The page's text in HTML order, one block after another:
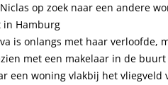
op zoek naar een andere
in Hamburg
is onlangs met haar verloofde,
met een makelaar in de
een woning vlakbij het vliegveld